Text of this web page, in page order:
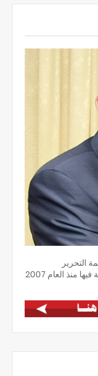
التحرير
الفلسطينية ورئيس الدائرة العسكرية والامنية فيها منذ العام 2007